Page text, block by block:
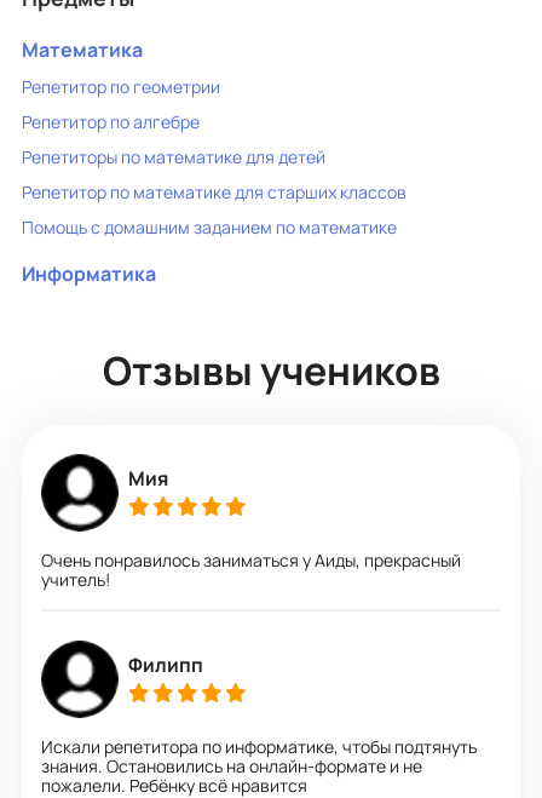
Математика
Репетитор по геометрии
Репетитор по алгебре
Репетиторы по математике для детей
Репетитор по математике для старших классов
Помощь с домашним заданием по математике
Информатика
Отзывы учеников
Мия
Очень понравилось заниматься у Аиды, прекрасный
учитель!
Филипп
Искали репетитора по информатике, чтобы подтянуть
знания. Остановились на онлайн-формате и не
пожалели. Ребёнку всё нравится